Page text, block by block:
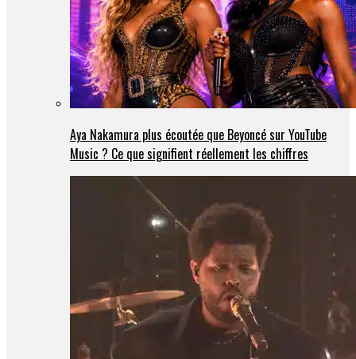
Aya Nakamura plus écoutée que Beyoncé sur YouTube
Music ? Ce que signifient réellement les chiffres